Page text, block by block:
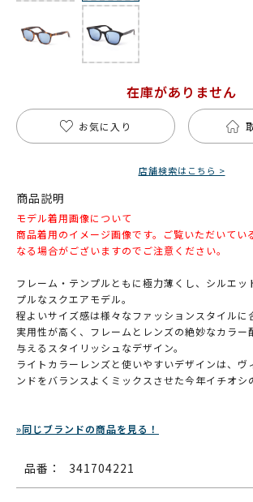
在庫がありません
お気に入り
店舗検索はこちら >
商品説明
モデル着用画像について
商品着用のイメージ画像です。ご覧いただいてい
なる場合がございますのでご注意ください。
フレーム・テンプルともに極力薄くし、シルエッ
プルなスクエアモデル。
程よいサイズ感は様々なファッションスタイルに
実用性が高く、フレームとレンズの絶妙なカラー
与えるスタイリッシュなデザイン。
ライトカラーレンズと使いやすいデザインは、ヴ
ンドをバランスよくミックスさせた今年イチオシ
»同じブランドの商品を見る！
品番： 341704221